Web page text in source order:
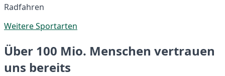
Radfahren
Weitere Sportarten
Über 100 Mio. Menschen vertrauen
uns bereits